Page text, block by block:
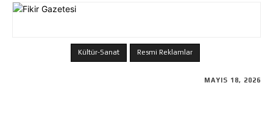
Kültür-Sanat Resmi Reklamlar
MAYIS 18, 2026